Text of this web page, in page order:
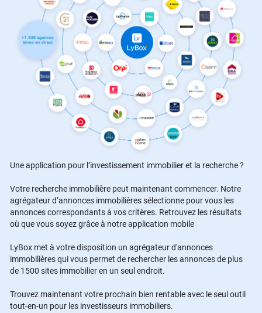
Une application pour l’investissement immobilier et la recherche ?
Votre recherche immobilière peut maintenant commencer. Notre
agrégateur d’annonces immobilières sélectionne pour vous les
annonces correspondants à vos critères. Retrouvez les résultats
où que vous soyez grâce à notre application mobile
LyBox met à votre disposition un agrégateur d'annonces
immobilières qui vous permet de rechercher les annonces de plus
de 1500 sites immobilier en un seul endroit.
Trouvez maintenant votre prochain bien rentable avec le seul outil
tout-en-un pour les investisseurs immobiliers.